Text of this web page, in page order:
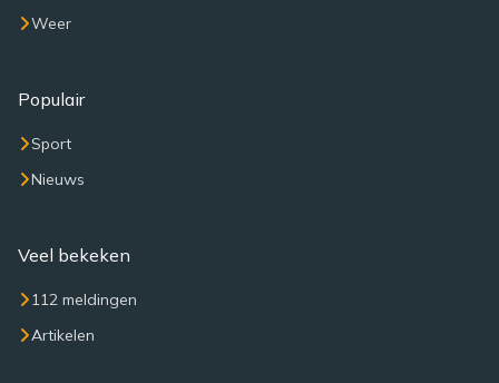
Weer
Populair
Sport
Nieuws
Veel bekeken
112 meldingen
Artikelen